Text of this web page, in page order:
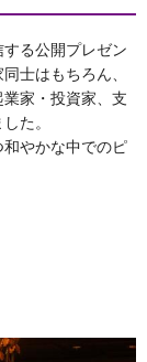
る公開プレゼン
士はもちろん、
家・投資家、支
た。
やかな中でのピ